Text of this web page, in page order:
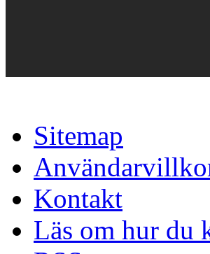
Sitemap
Kontakt
Läs om hur du